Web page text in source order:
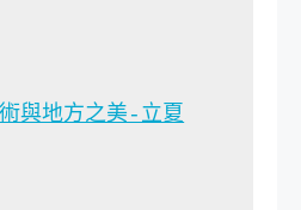
與地方之美-立夏